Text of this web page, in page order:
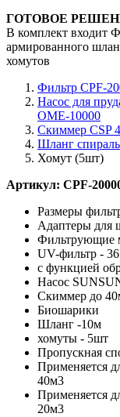
ГОТОВОЕ
В комплект входит
армированного
хомутов
Фильтр CPF-
Насос для
ОМЕ-10000
Скиммер CSP
Шланг
Хомут (5шт)
Артикул: CPF-
Размеры
Адаптеры для
Фильтрующие
UV-фильтр -
с функцией
Насос
Скиммер до
Биошарики
Шланг -10м
хомуты - 5шт
Пропускная
Применяется
40м3
Применяется
20м3